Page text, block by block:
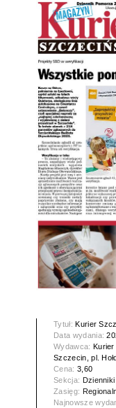
Tytuł:Kurier
Data wydania:
Wydawca: Kurier
Szczecin, pl.
Cena: 3,60
Sekcja: Dzienniki
Zasięg:
Najnowsze